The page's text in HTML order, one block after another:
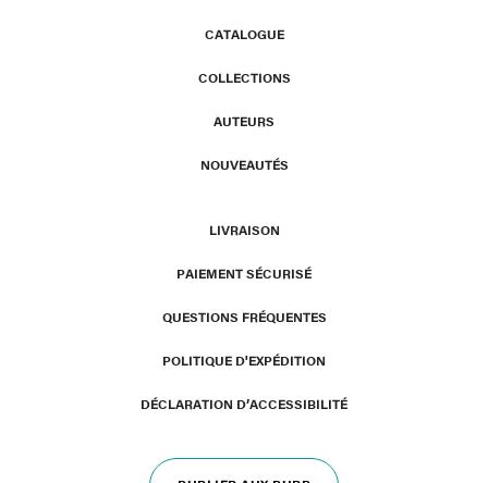
CATALOGUE
COLLECTIONS
AUTEURS
NOUVEAUTÉS
LIVRAISON
PAIEMENT SÉCURISÉ
QUESTIONS FRÉQUENTES
POLITIQUE D'EXPÉDITION
DÉCLARATION D’ACCESSIBILITÉ